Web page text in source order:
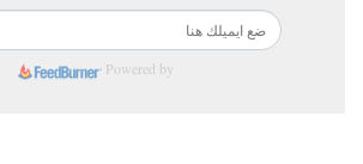
Powered by